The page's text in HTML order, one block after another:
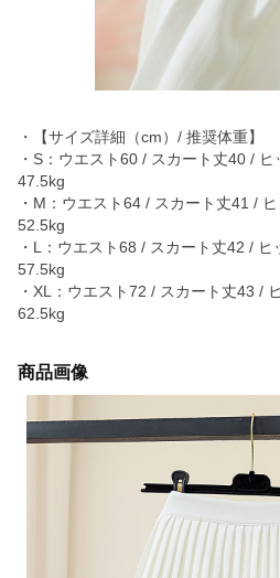
・【サイズ詳細（cm）/ 推奨体重】
・S：ウエスト60 / スカート丈40 /
47.5kg
・M：ウエスト64 / スカート丈41 /
52.5kg
・L：ウエスト68 / スカート丈42 /
57.5kg
・XL：ウエスト72 / スカート丈43 /
62.5kg
商品画像